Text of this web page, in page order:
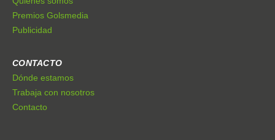
Premios Golsmedia
Publicidad
CONTACTO
Dónde estamos
Trabaja con nosotros
Contacto